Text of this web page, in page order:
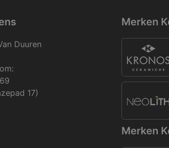
Duuren
17)
Merken
Merken